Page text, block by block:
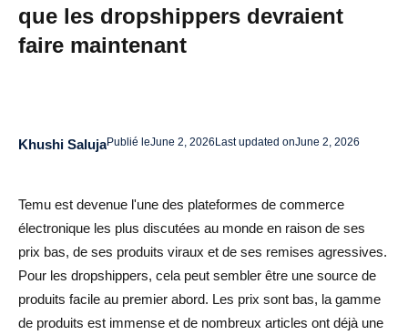
Ce pour quoi Temu est utile
1. AliExpress avec AliDrop
3. Fournisseurs nationaux ou régionaux
Comment protéger votre boutique du risque lié à la
plateforme
Mettre en place une stratégie multi-fournisseurs
que les dropshippers devraient
faire maintenant
Khushi SalujaPublié leJune 2, 2026 Last updated onJune 2, 2026
Temu est devenue l'une des plateformes de commerce
électronique les plus discutées au monde en raison de ses
prix bas, de ses produits viraux et de ses remises agressives.
Pour les dropshippers, cela peut sembler être une source de
produits facile au premier abord. Les prix sont bas, la gamme
de produits est immense et de nombreux articles ont déjà une